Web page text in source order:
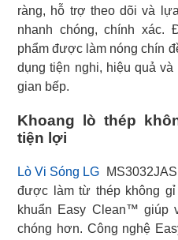
ràng, hỗ trợ theo dõi và
nhanh chóng, chính xác.
phẩm được làm nóng chín
dụng tiện nghi, hiệu quả
gian bếp.
Khoang lò thép
tiện lợi
Lò Vi Sóng LG
được làm từ thép không
khuẩn Easy Clean™ giúp
chóng hơn. Công nghệ